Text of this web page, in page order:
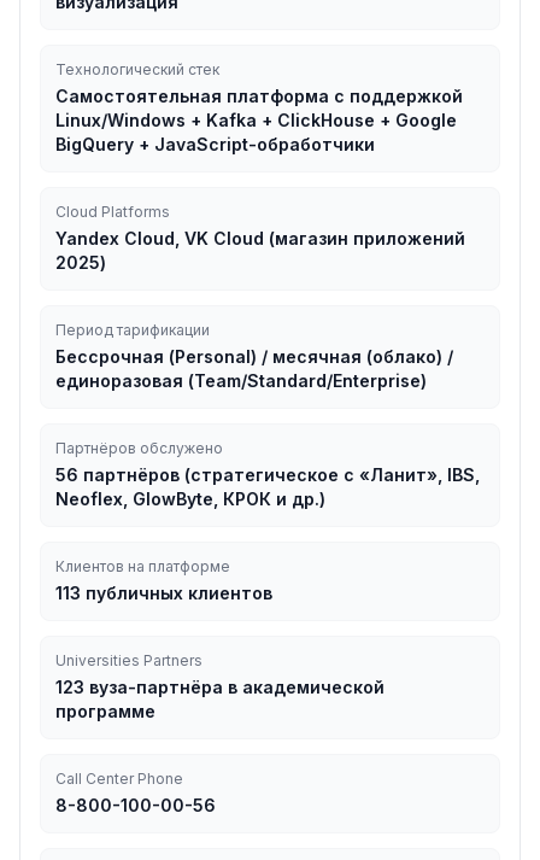
Технологический стек
Самостоятельная платформа с поддержкой
Linux/Windows + Kafka + ClickHouse + Google
BigQuery + JavaScript-обработчики
Cloud Platforms
Yandex Cloud, VK Cloud (магазин приложений
2025)
Период тарификации
Бессрочная (Personal) / месячная (облако) /
единоразовая (Team/Standard/Enterprise)
Партнёров обслужено
56 партнёров (стратегическое с «Ланит», IBS,
Neoflex, GlowByte, КРОК и др.)
Клиентов на платформе
113 публичных клиентов
Universities Partners
123 вуза-партнёра в академической
программе
Call Center Phone
8-800-100-00-56